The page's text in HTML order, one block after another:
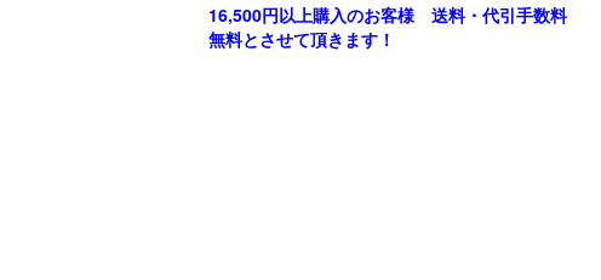
16,500円以上購入のお客様 送料・代引手数料
無料とさせて頂きます！